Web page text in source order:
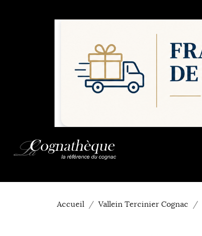
Accueil Vallein Tercinier Cognac